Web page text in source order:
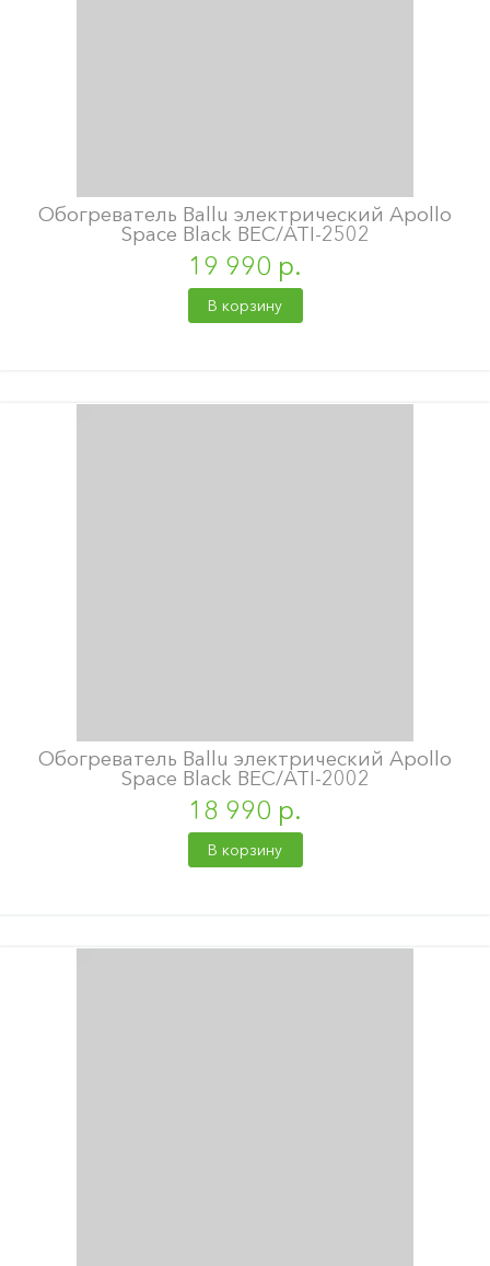
Обогреватель Ballu электрический Apollo
Space Black BEC/ATI-2502
19 990 р.
В корзину
Обогреватель Ballu электрический Apollo
Space Black BEC/ATI-2002
18 990 р.
В корзину